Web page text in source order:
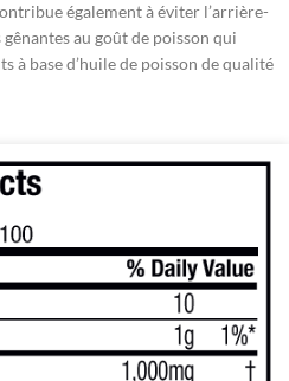
également à éviter l’arrière-
au goût de poisson qui
à base d’huile de poisson de qualité